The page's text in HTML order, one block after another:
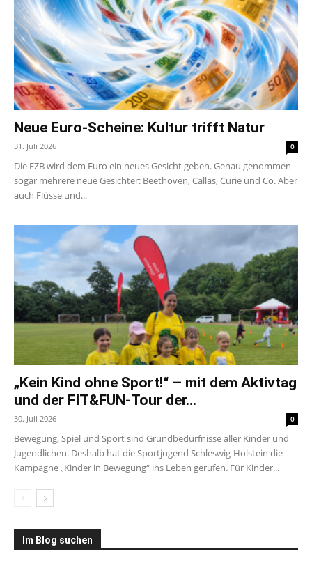
Neue Euro-Scheine: Kultur trifft Natur
31. Juli 2026 0
Die EZB wird dem Euro ein neues Gesicht geben. Genau genommen
sogar mehrere neue Gesichter: Beethoven, Callas, Curie und Co. Aber
auch Flüsse und...
„Kein Kind ohne Sport!“ – mit dem Aktivtag
und der FIT&FUN-Tour der...
30. Juli 2026 0
Bewegung, Spiel und Sport sind Grundbedürfnisse aller Kinder und
Jugendlichen. Deshalb hat die Sportjugend Schleswig-Holstein die
Kampagne „Kinder in Bewegung“ ins Leben gerufen. Für Kinder...
Im Blog suchen